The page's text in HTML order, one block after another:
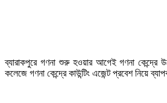
ব্যারাকপুরে গণনা শুরু হওয়ার আগেই গণনা কেন্দ্রে
কলেজে গণনা কেন্দ্রে কাউন্টিং এজেন্ট প্রবেশ নিয়ে